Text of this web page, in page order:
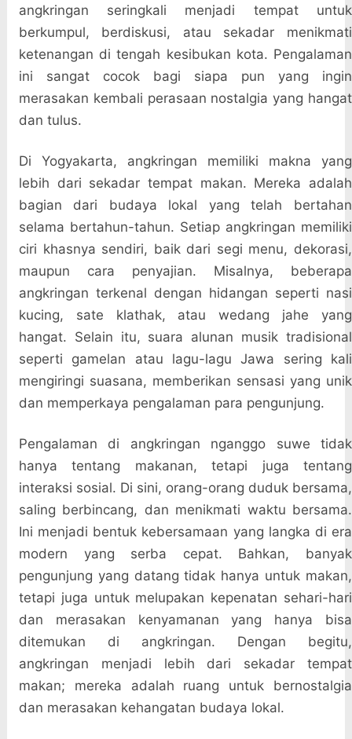
angkringan seringkali menjadi tempat untuk
berkumpul, berdiskusi, atau sekadar menikmati
ketenangan di tengah kesibukan kota. Pengalaman
ini sangat cocok bagi siapa pun yang ingin
merasakan kembali perasaan nostalgia yang hangat
dan tulus.
Di Yogyakarta, angkringan memiliki makna yang
lebih dari sekadar tempat makan. Mereka adalah
bagian dari budaya lokal yang telah bertahan
selama bertahun-tahun. Setiap angkringan memiliki
ciri khasnya sendiri, baik dari segi menu, dekorasi,
maupun cara penyajian. Misalnya, beberapa
angkringan terkenal dengan hidangan seperti nasi
kucing, sate klathak, atau wedang jahe yang
hangat. Selain itu, suara alunan musik tradisional
seperti gamelan atau lagu-lagu Jawa sering kali
mengiringi suasana, memberikan sensasi yang unik
dan memperkaya pengalaman para pengunjung.
Pengalaman di angkringan nganggo suwe tidak
hanya tentang makanan, tetapi juga tentang
interaksi sosial. Di sini, orang-orang duduk bersama,
saling berbincang, dan menikmati waktu bersama.
Ini menjadi bentuk kebersamaan yang langka di era
modern yang serba cepat. Bahkan, banyak
pengunjung yang datang tidak hanya untuk makan,
tetapi juga untuk melupakan kepenatan sehari-hari
dan merasakan kenyamanan yang hanya bisa
ditemukan di angkringan. Dengan begitu,
angkringan menjadi lebih dari sekadar tempat
makan; mereka adalah ruang untuk bernostalgia
dan merasakan kehangatan budaya lokal.